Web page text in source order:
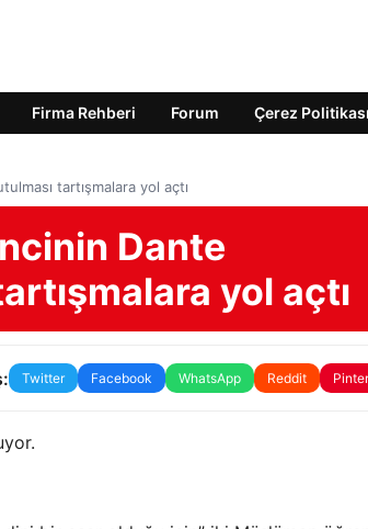
Firma Rehberi Forum Çerez Politikası
tartışmalara yol açtı
Dante
yol açtı
Twitter Facebook WhatsApp Reddit